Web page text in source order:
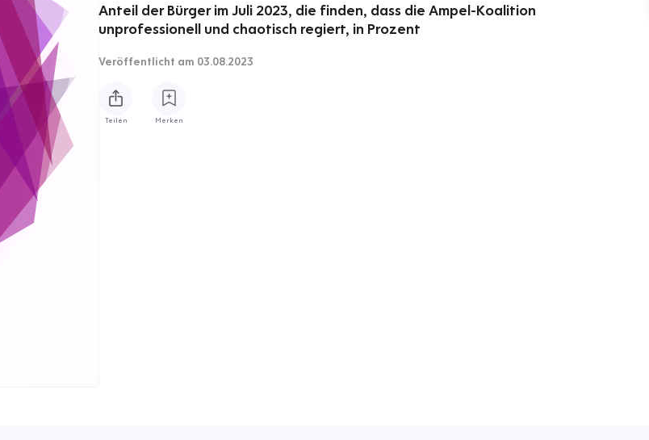
Anteil der Bürger im Juli 2023, die finden, dass die Ampel-Koalition
unprofessionell und chaotisch regiert, in Prozent
Veröffentlicht am 03.08.2023
Teilen Merken